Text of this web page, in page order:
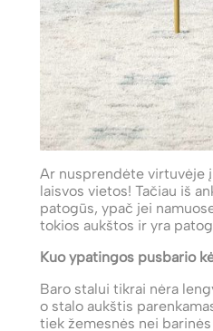
Ar nusprendėte virtuvėje
laisvos vietos! Tačiau iš
patogūs, ypač jei
tokios aukštos ir yra
Kuo ypatingos pusbario
Baro stalui tikrai nėra
o stalo aukštis
tiek žemesnės nei